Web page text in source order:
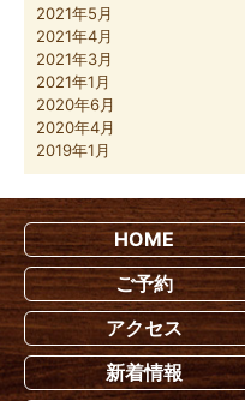
2021年5月
2021年4月
2021年3月
2021年1月
2020年6月
2020年4月
2019年1月
HOME
ご予約
アクセス
新着情報